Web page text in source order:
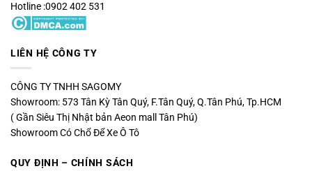
Hotline :0902 402 531
LIÊN HỆ CÔNG TY
CÔNG TY TNHH SAGOMY
Showroom: 573 Tân Kỳ Tân Quý, F.Tân Quý, Q.Tân Phú, Tp.HCM
( Gần Siêu Thị Nhật bản Aeon mall Tân Phú)
Showroom Có Chổ Để Xe Ô Tô
QUY ĐỊNH – CHÍNH SÁCH